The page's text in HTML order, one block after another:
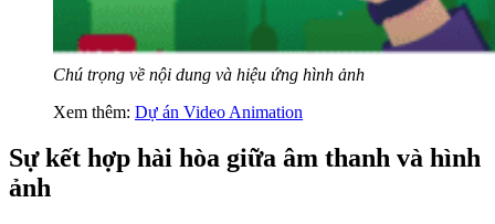
Chú trọng về nội dung và hiệu ứng hình ảnh
Xem thêm: Dự án Video Animation
Sự kết hợp hài hòa giữa âm thanh và hình
ảnh